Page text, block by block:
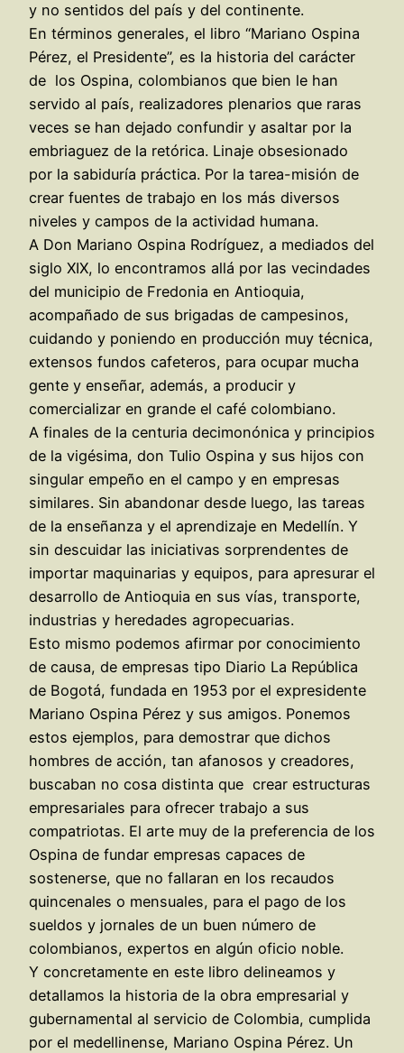
y no sentidos del país y del continente.
En términos generales, el libro “Mariano Ospina
Pérez, el Presidente”, es la historia del carácter
de los Ospina, colombianos que bien le han
servido al país, realizadores plenarios que raras
veces se han dejado confundir y asaltar por la
embriaguez de la retórica. Linaje obsesionado
por la sabiduría práctica. Por la tarea-misión de
crear fuentes de trabajo en los más diversos
niveles y campos de la actividad humana.
A Don Mariano Ospina Rodríguez, a mediados del
siglo XIX, lo encontramos allá por las vecindades
del municipio de Fredonia en Antioquia,
acompañado de sus brigadas de campesinos,
cuidando y poniendo en producción muy técnica,
extensos fundos cafeteros, para ocupar mucha
gente y enseñar, además, a producir y
comercializar en grande el café colombiano.
A finales de la centuria decimonónica y principios
de la vigésima, don Tulio Ospina y sus hijos con
singular empeño en el campo y en empresas
similares. Sin abandonar desde luego, las tareas
de la enseñanza y el aprendizaje en Medellín. Y
sin descuidar las iniciativas sorprendentes de
importar maquinarias y equipos, para apresurar el
desarrollo de Antioquia en sus vías, transporte,
industrias y heredades agropecuarias.
Esto mismo podemos afirmar por conocimiento
de causa, de empresas tipo Diario La República
de Bogotá, fundada en 1953 por el expresidente
Mariano Ospina Pérez y sus amigos. Ponemos
estos ejemplos, para demostrar que dichos
hombres de acción, tan afanosos y creadores,
buscaban no cosa distinta que crear estructuras
empresariales para ofrecer trabajo a sus
compatriotas. El arte muy de la preferencia de los
Ospina de fundar empresas capaces de
sostenerse, que no fallaran en los recaudos
quincenales o mensuales, para el pago de los
sueldos y jornales de un buen número de
colombianos, expertos en algún oficio noble.
Y concretamente en este libro delineamos y
detallamos la historia de la obra empresarial y
gubernamental al servicio de Colombia, cumplida
por el medellinense, Mariano Ospina Pérez. Un